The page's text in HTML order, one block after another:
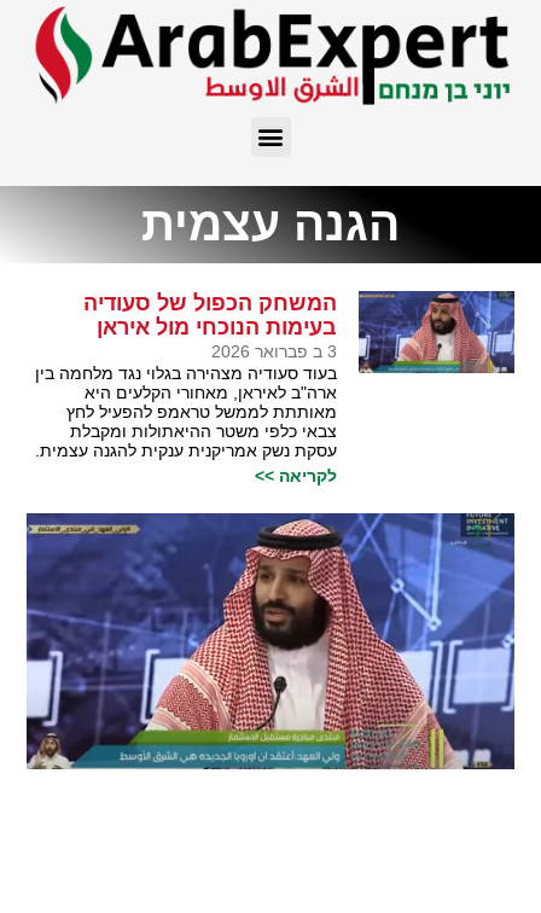
הגנה עצמית
המשחק הכפול של סעודיה
בעימות הנוכחי מול איראן
3 ב פברואר 2026
בעוד סעודיה מצהירה בגלוי נגד מלחמה בין
ארה"ב לאיראן, מאחורי הקלעים היא
מאותתת לממשל טראמפ להפעיל לחץ
צבאי כלפי משטר ההיאתולות ומקבלת
עסקת נשק אמריקנית ענקית להגנה עצמית.
לקריאה >>